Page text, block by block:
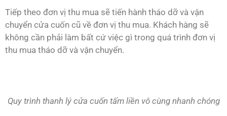
Tiếp theo đơn vị thu mua sẽ tiến hành tháo dỡ và vận
chuyển cửa cuốn cũ về đơn vị thu mua. Khách hàng sẽ
không cần phải làm bất cứ việc gì trong quá trình đơn vị
thu mua tháo dỡ và vận chuyển.
Quy trình thanh lý cửa cuốn tấm liền vô cùng nhanh chóng